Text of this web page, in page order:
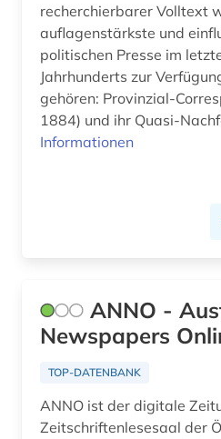
geographie (1)
germanistik (2)
geschichte (23)
recherchierbarer Volltext
auflagenstärkste und
politischen Presse im
Jahrhunderts zur
gehören: Provinzial-Correspondenz (PC) (1863-
1884) und ihr Quasi-
Informationen
ANNO -
Newspapers
TOP-DATENBANK
ANNO ist der digitale
Zeitschriftenlesesaal der